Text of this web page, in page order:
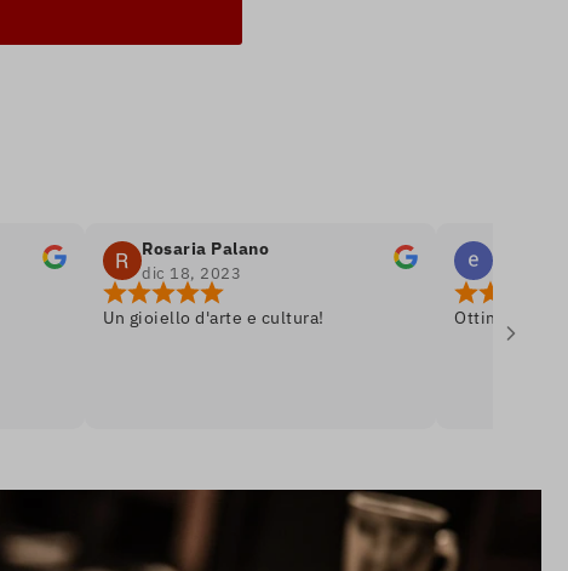
Rosaria Palano
dic 18, 2023
Un gioiello d'arte e cultura!
emanuele
dic 8, 2023
Ottima